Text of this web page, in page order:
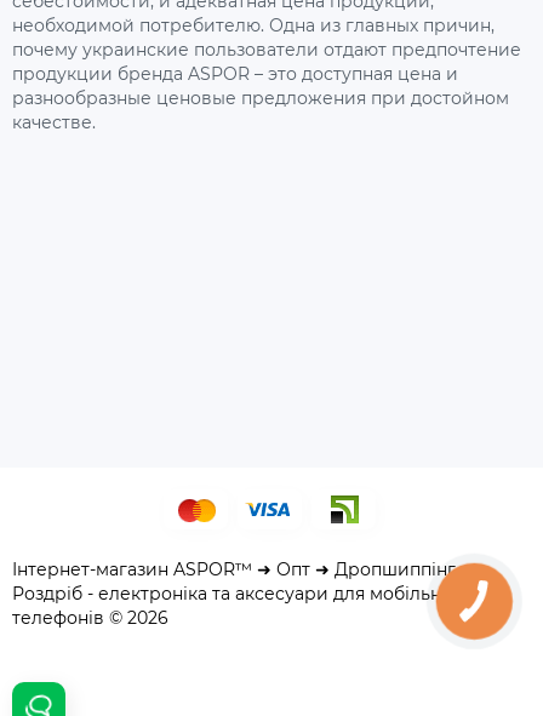
необходимой потребителю. Одна из главных причин,
почему украинские пользователи отдают предпочтение
продукции бренда ASPOR – это доступная цена и
разнообразные ценовые предложения при достойном
качестве.
Інтернет-магазин ASPOR™ ➜ Опт ➜ Дропшиппінг ➜
Роздріб - електроніка та аксесуари для мобільних
телефонів © 2026